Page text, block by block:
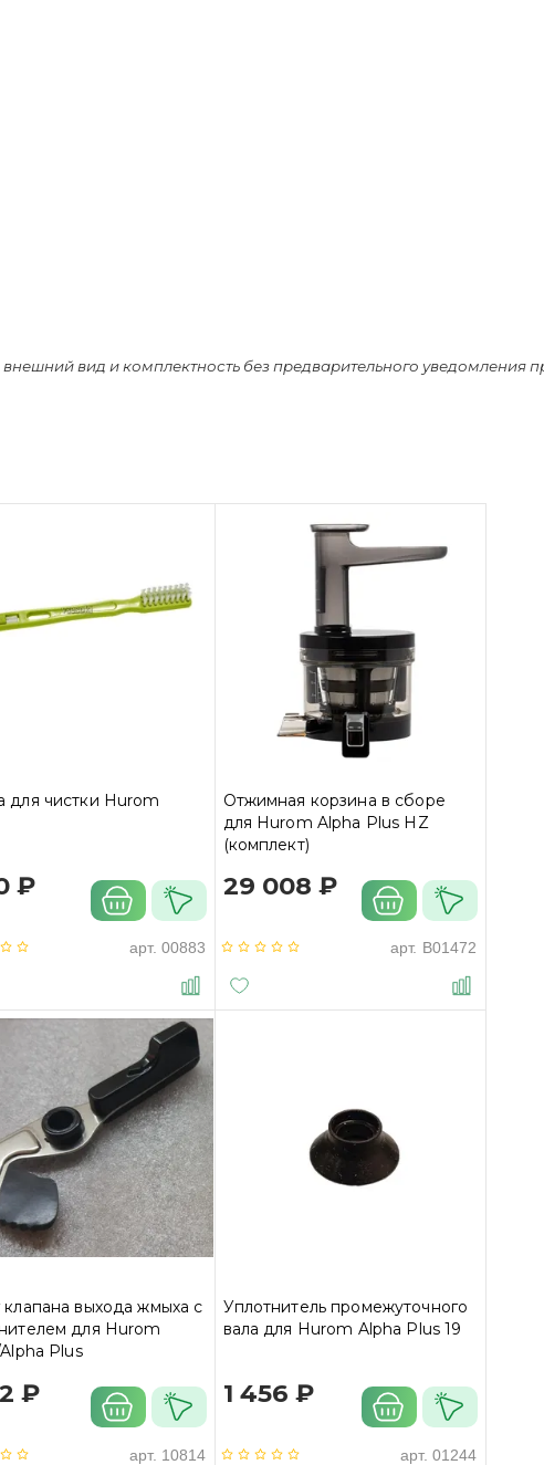
вид и комплектность без предварительного уведомления
для чистки Hurom
₽
арт. 00883
Отжимная корзина в сборе
для Hurom Alpha Plus HZ
(комплект)
29 008 ₽
арт. B01472
клапана выхода жмыха с
для Hurom
Plus
₽
арт. 10814
Уплотнитель промежуточного
вала для Hurom Alpha Plus 19
1 456 ₽
арт. 01244